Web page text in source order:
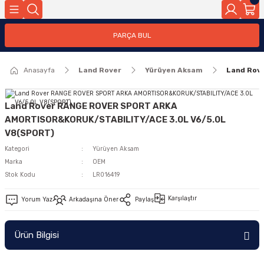
PARÇA BUL
Anasayfa Land Rover Yürüyen Aksam Land
Land Rover RANGE ROVER SPORT ARKA
AMORTISOR&KORUK/STABILITY/ACE 3.0L V6/5.0L
V8(SPORT)
Kategori
Yürüyen Aksam
Marka
OEM
Stok Kodu
LR016419
Yorum Yaz Arkadaşına Öner Paylaş Karşılaştır
Ürün Bilgisi